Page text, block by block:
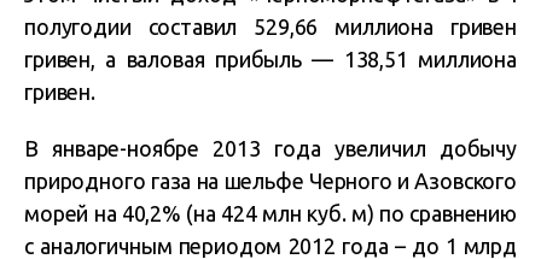
полугодии составил 529,66 миллиона гривен
гривен, а валовая прибыль — 138,51 миллиона
гривен.
В январе-ноябре 2013 года увеличил добычу
природного газа на шельфе Черного и Азовского
морей на 40,2% (на 424 млн куб. м) по сравнению
с аналогичным периодом 2012 года – до 1 млрд